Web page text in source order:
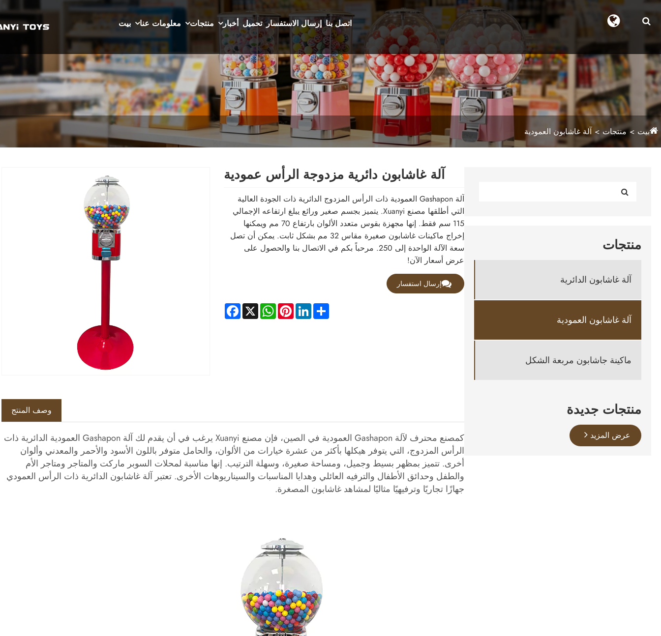
بيت معلومات عنا منتجات أخبار تحميل إرسال الاستفسار اتصل بنا
بيت منتجات آلة غاشابون العمودية
منتجات
آلة غاشابون الدائرية
آلة غاشابون العمودية
ماكينة جاشابون مربعة الشكل
منتجات جديدة
عرض المزيد
آلة غاشابون دائرية مزدوجة الرأس عمودية
آلة Gashapon العمودية ذات الرأس المزدوج الدائرية ذات الجودة العالية
التي أطلقها مصنع Xuanyi. يتميز بجسم صغير ورائع يبلغ ارتفاعه الإجمالي
115 سم فقط. إنها مجهزة بقوس متعدد الألوان بارتفاع 70 مم ويمكنها
إخراج ماكينات غاشابون صغيرة مقاس 32 مم بشكل ثابت. يمكن أن تصل
سعة الآلة الواحدة إلى 250. مرحباً بكم في الاتصال بنا والحصول على
عرض أسعار الآن!
إرسال استفسار
Facebook X
WhatsAppPinterestLinkedInShare
وصف المنتج
كمصنع محترف لآلة Gashapon العمودية في الصين، فإن مصنع Xuanyi يرغب في أن يقدم لك آلة Gashapon العمودية الدائرية ذات
الرأس المزدوج، التي يتوفر هيكلها بأكثر من عشرة خيارات من الألوان، والحامل متوفر باللون الأسود والأحمر والمعدني وألوان
أخرى. تتميز بمظهر بسيط وجميل، ومساحة صغيرة، وسهلة الترتيب. إنها مناسبة لمحلات السوبر ماركت والمتاجر ومتاجر الأم
والطفل وحدائق الأطفال والترفيه العائلي وهدايا المناسبات والسيناريوهات الأخرى. تعتبر آلة غاشابون الدائرية ذات الرأس العمودي
جهازًا تجاريًا وترفيهيًا مثاليًا لمشاهد غاشابون المصغرة.